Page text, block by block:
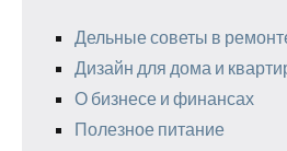
Дельные советы в
Дизайн для дома и
О бизнесе и финансах
Полезное питание